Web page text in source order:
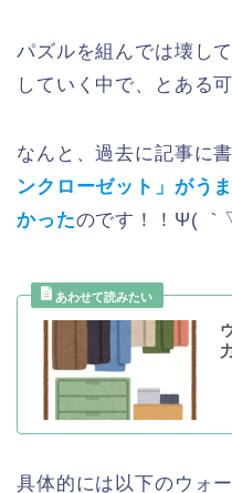
パズルを組んでは壊し
していく中で、とある
なんと、過去に記事に
ンクローゼット」がう
かったのです！！Ψ(
具体的には以下のウォ